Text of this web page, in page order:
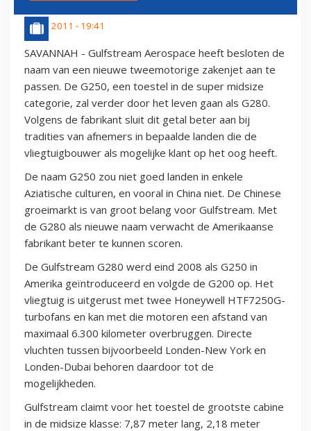
23 juli 2011 - 19:41
SAVANNAH - Gulfstream Aerospace heeft besloten de
naam van een nieuwe tweemotorige zakenjet aan te
passen. De G250, een toestel in de super midsize
categorie, zal verder door het leven gaan als G280.
Volgens de fabrikant sluit dit getal beter aan bij
tradities van afnemers in bepaalde landen die de
vliegtuigbouwer als mogelijke klant op het oog heeft.
De naam G250 zou niet goed landen in enkele
Aziatische culturen, en vooral in China niet. De Chinese
groeimarkt is van groot belang voor Gulfstream. Met
de G280 als nieuwe naam verwacht de Amerikaanse
fabrikant beter te kunnen scoren.
De Gulfstream G280 werd eind 2008 als G250 in
Amerika geïntroduceerd en volgde de G200 op. Het
vliegtuig is uitgerust met twee Honeywell HTF7250G-
turbofans en kan met die motoren een afstand van
maximaal 6.300 kilometer overbruggen. Directe
vluchten tussen bijvoorbeeld Londen-New York en
Londen-Dubai behoren daardoor tot de
mogelijkheden.
Gulfstream claimt voor het toestel de grootste cabine
in de midsize klasse: 7,87 meter lang, 2,18 meter